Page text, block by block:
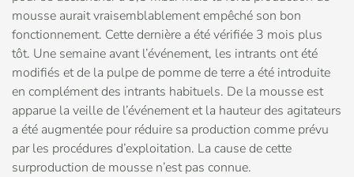
mousse aurait vraisemblablement empêché son bon
fonctionnement. Cette dernière a été vérifiée 3 mois plus
tôt. Une semaine avant l’événement, les intrants ont été
modifiés et de la pulpe de pomme de terre a été introduite
en complément des intrants habituels. De la mousse est
apparue la veille de l’événement et la hauteur des agitateurs
a été augmentée pour réduire sa production comme prévu
par les procédures d’exploitation. La cause de cette
surproduction de mousse n’est pas connue.